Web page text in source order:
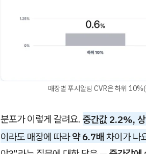
매장별 푸시알림 CVR은 하위
분포가 이렇게 갈려요. 중간값 2.2%,
이라도 매장에 따라약 6.7배 차이가 나